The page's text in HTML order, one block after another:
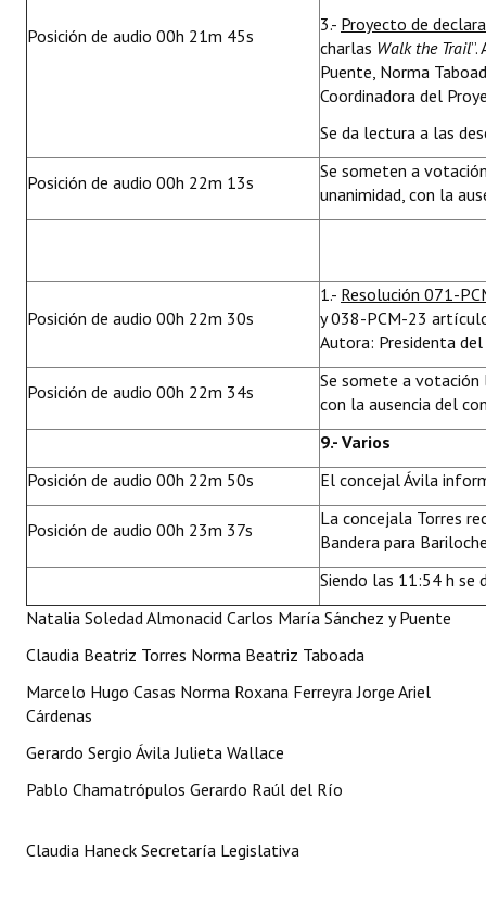
Posición de audio 00h 21m 45s
3.- Proyecto de
charlas Walk the Trail
Puente, Norma
Coordinadora del
Se da lectura a las
Posición de audio 00h 22m 13s
Se someten a
unanimidad, con la
Posición de audio 00h 22m 30s
1.- Resolución 071-
y 038-PCM-23
Autora: Presidenta
Posición de audio 00h 22m 34s
Se somete a votación
con la ausencia del
9.- Varios
Posición de audio 00h 22m 50s
El concejal Ávila
Posición de audio 00h 23m 37s
La concejala Torres
Bandera para
Siendo las 11:54 h se
Natalia Soledad Almonacid Carlos María Sánchez y Puente
Claudia Beatriz Torres Norma Beatriz Taboada
Marcelo Hugo Casas Norma Roxana Ferreyra Jorge Ariel
Cárdenas
Gerardo Sergio Ávila Julieta Wallace
Pablo Chamatrópulos Gerardo Raúl del Río
Claudia Haneck Secretaría Legislativa